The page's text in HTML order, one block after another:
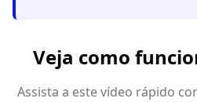
Veja como
Assista a este vídeo rápido